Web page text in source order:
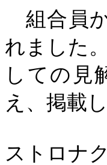
組合員
れました
しての見
え、掲載
ストロナ